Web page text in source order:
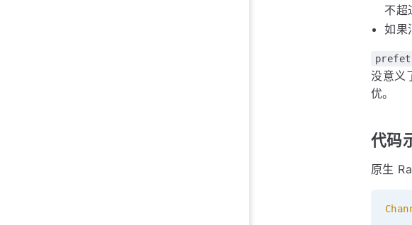
不超
如果
没意义
优。
代码
原生